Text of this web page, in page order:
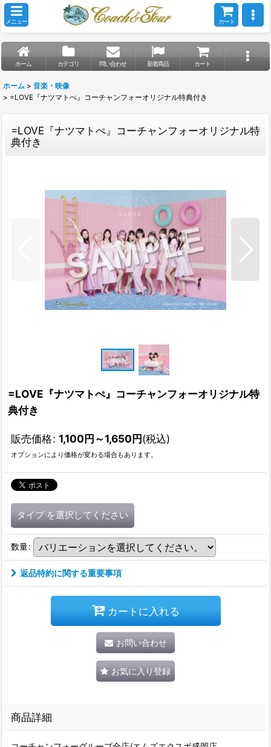
メニュー カート
ホーム カテゴリ 問い合わせ 新着商品 カート
ホーム > 音楽・映像
> =LOVE『ナツマトぺ』コーチャンフォーオリジナル特典付き
=LOVE『ナツマトぺ』コーチャンフォーオリジナル特
典付き
=LOVE『ナツマトぺ』コーチャンフォーオリジナル特
典付き
販売価格: 1,100円～1,650円(税込)
オプションにより価格が変わる場合もあります。
タイプ を選択してください
数量:
返品特約に関する重要事項
カートに入れる
お問い合わせ
お気に入り登録
商品詳細